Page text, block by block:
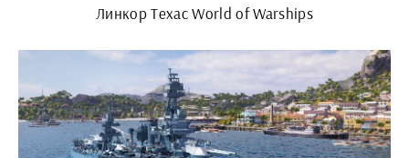
Линкор Техас World of Warships